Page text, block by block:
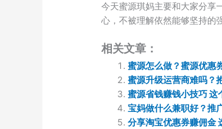
今天蜜源琪妈主要和大家分享
心，不被理解依然能够坚持的
相关文章：
蜜源怎么做？蜜源优惠
蜜源升级运营商难吗？
蜜源省钱赚钱小技巧 这
宝妈做什么兼职好？推
分享淘宝优惠券赚佣金